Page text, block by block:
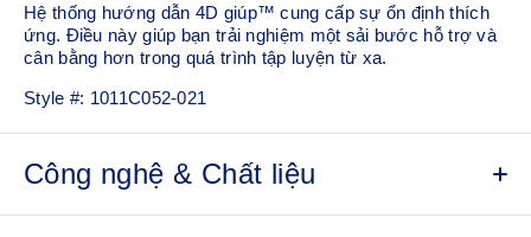
Hệ thống hướng dẫn 4D giúp™ cung cấp sự ổn định thích
ứng. Điều này giúp bạn trải nghiệm một sải bước hỗ trợ và
cân bằng hơn trong quá trình tập luyện từ xa.
Style #: 1011C052-021
Công nghệ & Chất liệu